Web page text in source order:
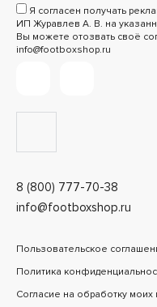
8 (800) 777-70-38
info@footboxshop.ru
Я согласен получать
ИП Журавлев А. В. на
Вы можете отозвать своё
info@footboxshop.ru
Пользовательское
Политика
Согласие на обработку